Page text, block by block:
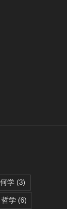
学 (3)
哲学 (6)